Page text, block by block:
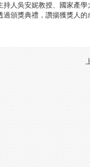
人吳安妮教授、國家產
頒獎典禮，讚揚獲獎人的